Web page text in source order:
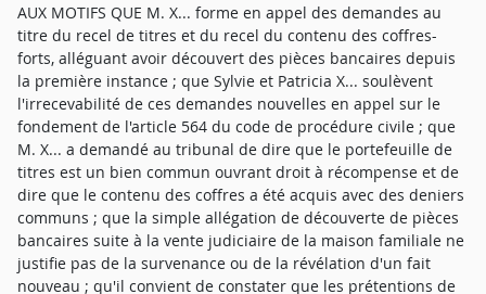
AUX MOTIFS QUE M. X... forme en appel des demandes au
titre du recel de titres et du recel du contenu des coffres-
forts, alléguant avoir découvert des pièces bancaires depuis
la première instance ; que Sylvie et Patricia X... soulèvent
l'irrecevabilité de ces demandes nouvelles en appel sur le
fondement de l'article 564 du code de procédure civile ; que
M. X... a demandé au tribunal de dire que le portefeuille de
titres est un bien commun ouvrant droit à récompense et de
dire que le contenu des coffres a été acquis avec des deniers
communs ; que la simple allégation de découverte de pièces
bancaires suite à la vente judiciaire de la maison familiale ne
justifie pas de la survenance ou de la révélation d'un fait
nouveau ; qu'il convient de constater que les prétentions de